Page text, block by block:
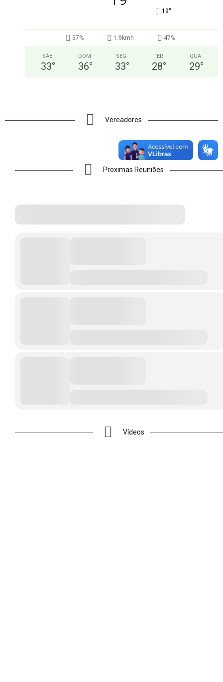
19°
57% 1.9kmh 47%
SÁB
33°
DOM
36°
SEG
33°
TER
28°
QUA
29°
Vereadores
Proximas Reuniões
Vídeos